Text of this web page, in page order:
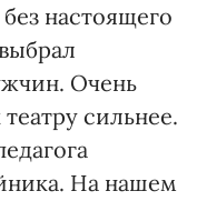
настоящего
Очень
сильнее.
На нашем